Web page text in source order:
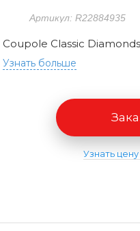
Артикул: R22884935
Coupole Classic Diamonds
Узнать больше
Узнать